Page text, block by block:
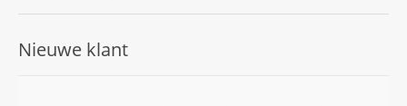
Nieuwe klant